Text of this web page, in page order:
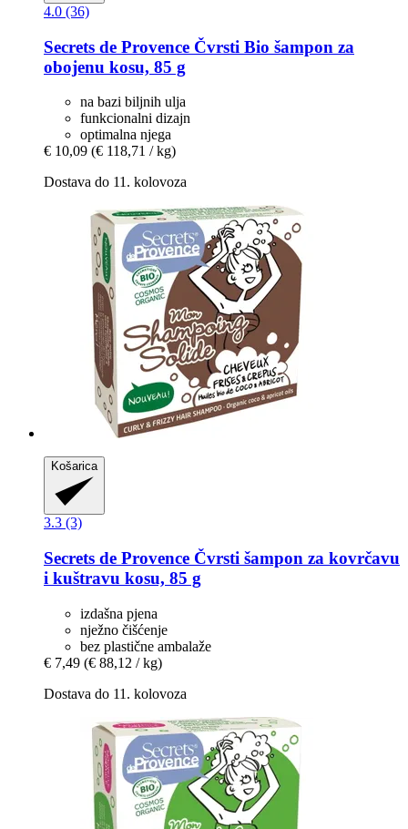
4.0 (36)
Secrets de Provence Čvrsti Bio šampon za
obojenu kosu, 85 g
na bazi biljnih ulja
funkcionalni dizajn
optimalna njega
€ 10,09 (€ 118,71 / kg)
Dostava do 11. kolovoza
Košarica
3.3 (3)
Secrets de Provence Čvrsti šampon za kovrčavu
i kuštravu kosu, 85 g
izdašna pjena
nježno čišćenje
bez plastične ambalaže
€ 7,49 (€ 88,12 / kg)
Dostava do 11. kolovoza